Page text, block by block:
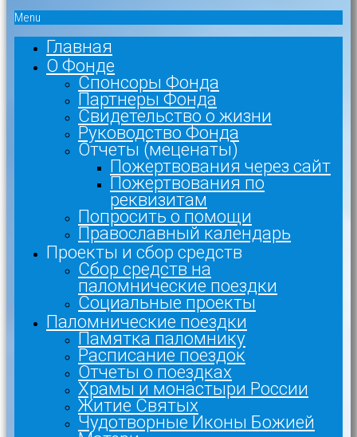
Menu
Главная
О Фонде
Спонсоры Фонда
Партнеры Фонда
Свидетельство о жизни
Руководство Фонда
Отчеты (меценаты)
Пожертвования через сайт
Пожертвования по
реквизитам
Попросить о помощи
Православный календарь
Проекты и сбор средств
Сбор средств на
паломнические поездки
Социальные проекты
Паломнические поездки
Памятка паломнику
Расписание поездок
Отчеты о поездках
Храмы и монастыри России
Житие Святых
Чудотворные Иконы Божией